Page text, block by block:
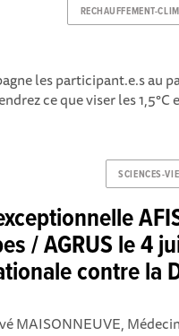
RECHAUFFEMENT-
les participant.e.s au
ce que viser les
SCIENCES-
/ AGRUS le 4
contre la
MAISONNEUVE,